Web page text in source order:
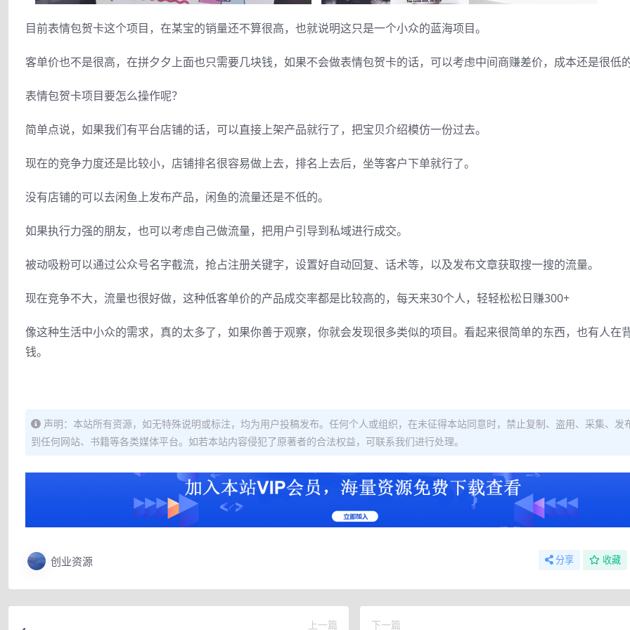
目前表情包贺卡这个项目，在某宝的销量还不算很高，也就说明这只是一个小众的蓝海项目。
客单价也不是很高，在拼夕夕上面也只需要几块钱，如果不会做表情包贺卡的话，可以考虑中间商赚差价，成本还是很低
表情包贺卡项目要怎么操作呢？
简单点说，如果我们有平台店铺的话，可以直接上架产品就行了，把宝贝介绍模仿一份过去。
现在的竞争力度还是比较小，店铺排名很容易做上去，排名上去后，坐等客户下单就行了。
没有店铺的可以去闲鱼上发布产品，闲鱼的流量还是不低的。
如果执行力强的朋友，也可以考虑自己做流量，把用户引导到私域进行成交。
被动吸粉可以通过公众号名字截流，抢占注册关键字，设置好自动回复、话术等，以及发布文章获取搜一搜的流量。
现在竞争不大，流量也很好做，这种低客单价的产品成交率都是比较高的，每天来30个人，轻轻松松日赚300+
像这种生活中小众的需求，真的太多了，如果你善于观察，你就会发现很多类似的项目。看起来很简单的东西，也有人在
钱。
声明：本站所有资源，如无特殊说明或标注，均为用户投稿发布。任何个人或组织，在未征得本站同意时，禁止复制、盗用、采集、发
到任何网站、书籍等各类媒体平台。如若本站内容侵犯了原著者的合法权益，可联系我们进行处理。
创业资源 分享 收藏
上一篇 下一篇